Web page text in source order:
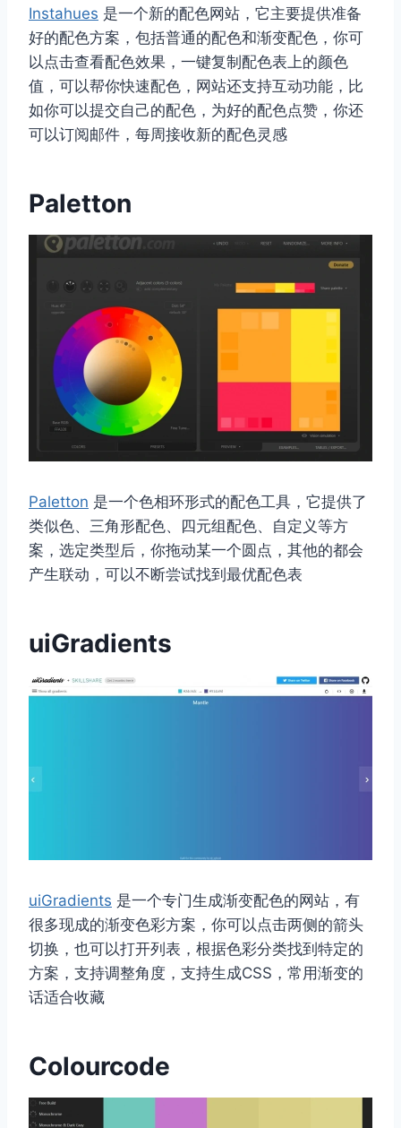
Instahues 是一个新的配色网站，它主要提供准备
好的配色方案，包括普通的配色和渐变配色，你可
以点击查看配色效果，一键复制配色表上的颜色
值，可以帮你快速配色，网站还支持互动功能，比
如你可以提交自己的配色，为好的配色点赞，你还
可以订阅邮件，每周接收新的配色灵感
Paletton
Paletton 是一个色相环形式的配色工具，它提供了
类似色、三角形配色、四元组配色、自定义等方
案，选定类型后，你拖动某一个圆点，其他的都会
产生联动，可以不断尝试找到最优配色表
uiGradients
uiGradients 是一个专门生成渐变配色的网站，有
很多现成的渐变色彩方案，你可以点击两侧的箭头
切换，也可以打开列表，根据色彩分类找到特定的
方案，支持调整角度，支持生成CSS，常用渐变的
话适合收藏
Colourcode